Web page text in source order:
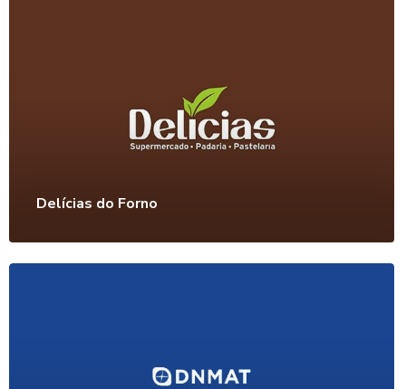
Delícias do Forno